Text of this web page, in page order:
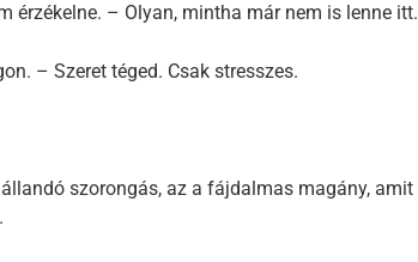
érzékelne. – Olyan, mintha már nem is lenne itt.
– Szeret téged. Csak stresszes.
szorongás, az a fájdalmas magány, amit